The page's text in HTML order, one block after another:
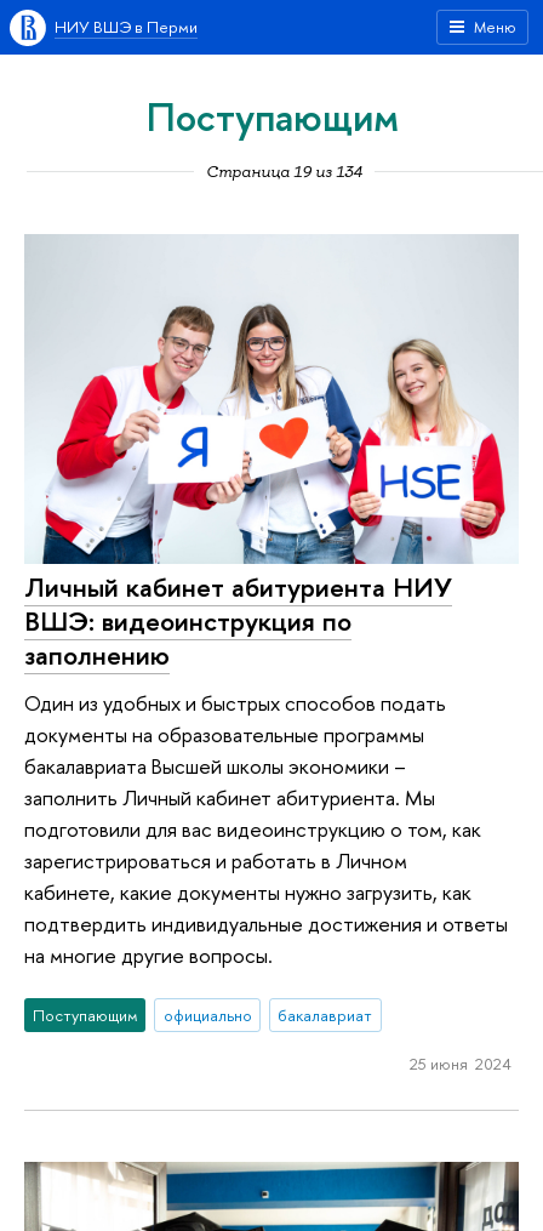
Меню
НИУ ВШЭ в Перми
Поступающим
Страница 19 из 134
Личный кабинет абитуриента НИУ
ВШЭ: видеоинструкция по
заполнению
Один из удобных и быстрых способов подать
документы на образовательные программы
бакалавриата Высшей школы экономики –
заполнить Личный кабинет абитуриента. Мы
подготовили для вас видеоинструкцию о том, как
зарегистрироваться и работать в Личном
кабинете, какие документы нужно загрузить, как
подтвердить индивидуальные достижения и ответы
на многие другие вопросы.
Поступающим официально бакалавриат
25 июня 2024